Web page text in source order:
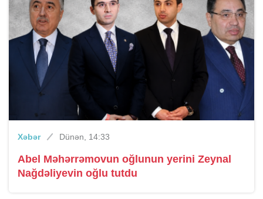
Xəbər Dünən, 14:33
Abel Məhərrəmovun oğlunun yerini Zeynal
Nağdəliyevin oğlu tutdu